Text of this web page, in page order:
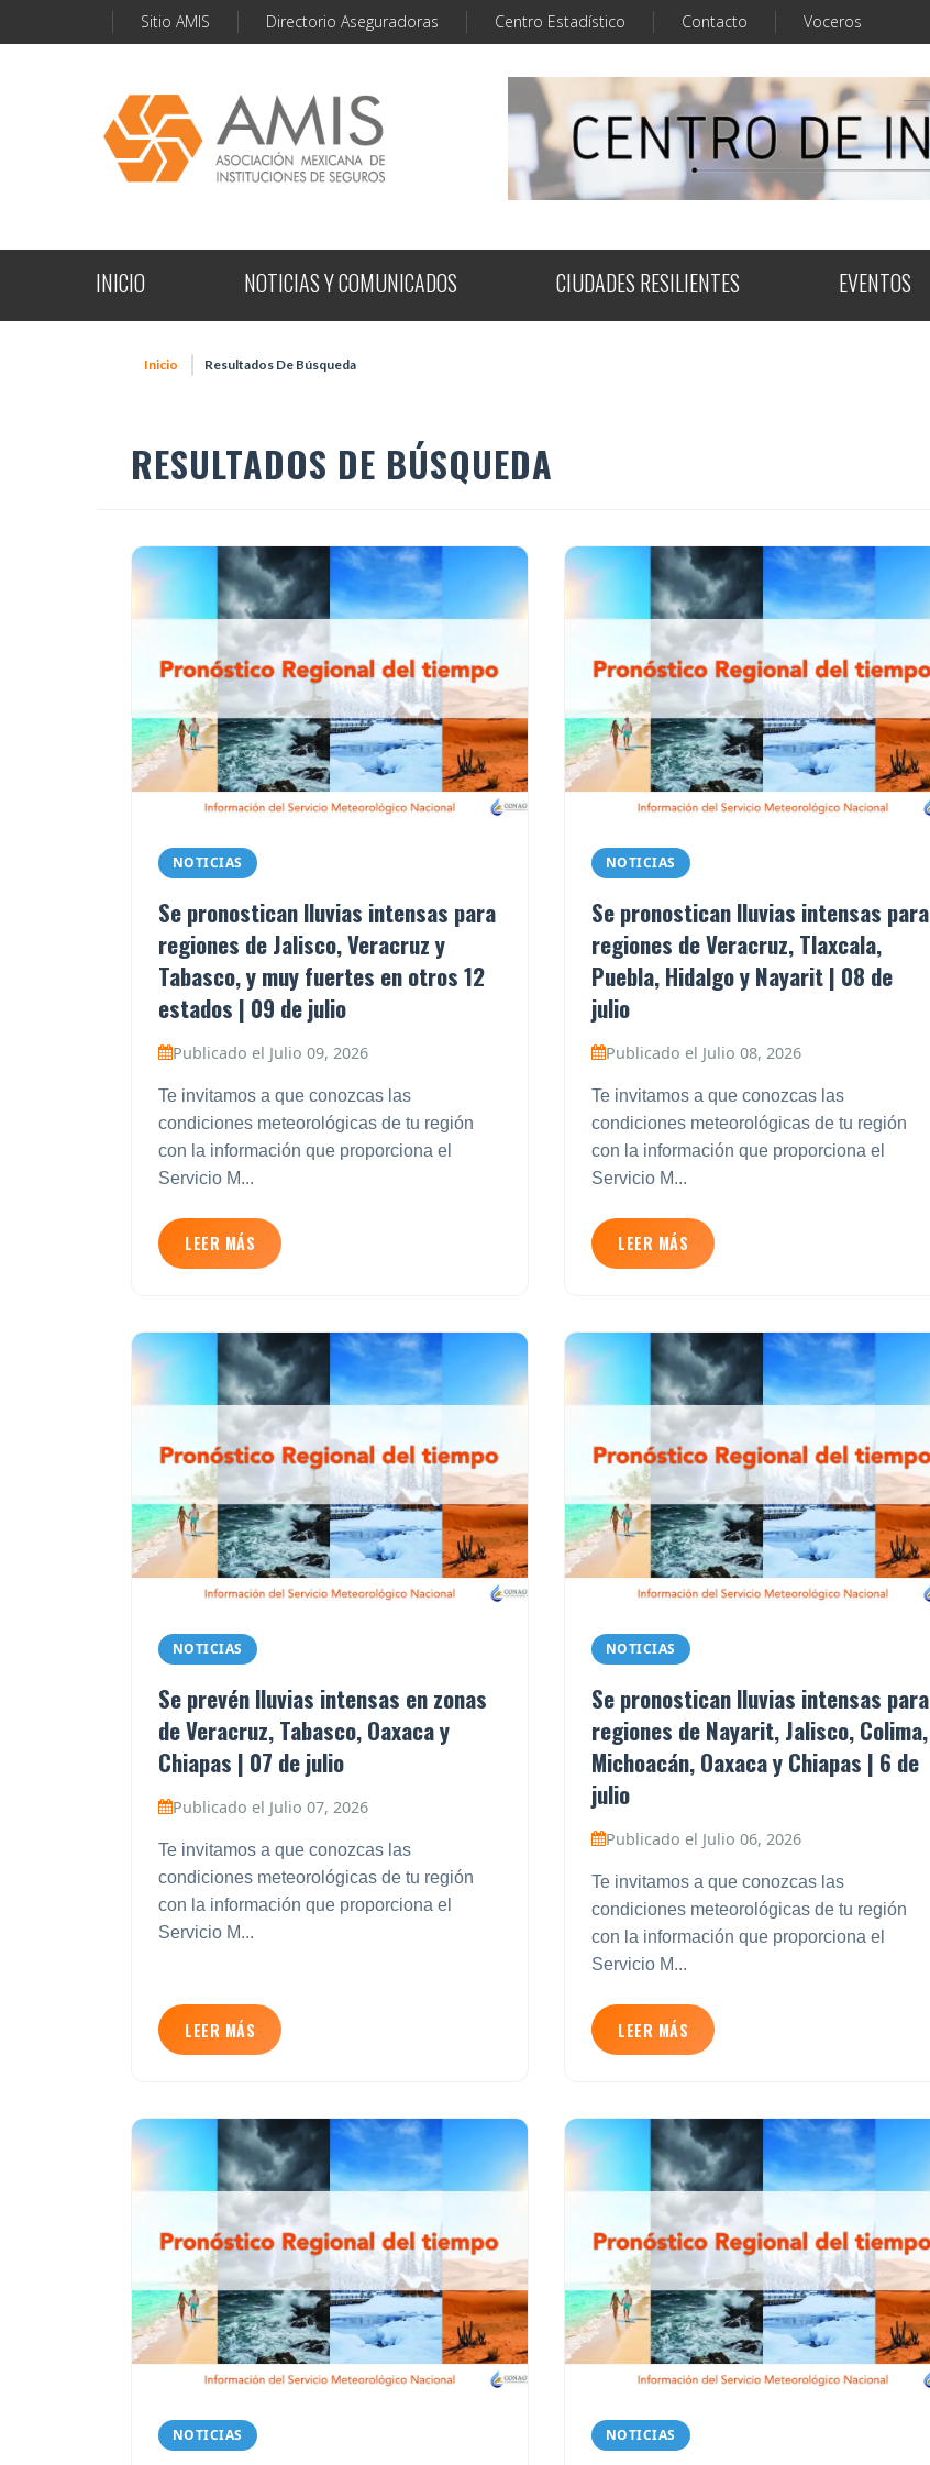
Sitio AMIS Directorio Aseguradoras Centro Estadístico Contacto Voceros
INICIO NOTICIAS Y COMUNICADOS CIUDADES RESILIENTES EVENTOS
Inicio Resultados De Búsqueda
RESULTADOS DE BÚSQUEDA
NOTICIAS
Se pronostican lluvias intensas para
regiones de Jalisco, Veracruz y
Tabasco, y muy fuertes en otros 12
estados | 09 de julio
Publicado el Julio 09, 2026
Te invitamos a que conozcas las
condiciones meteorológicas de tu región
con la información que proporciona el
Servicio M...
LEER MÁS
NOTICIAS
Se pronostican lluvias intensas para
regiones de Veracruz, Tlaxcala,
Puebla, Hidalgo y Nayarit | 08 de
julio
Publicado el Julio 08, 2026
Te invitamos a que conozcas las
condiciones meteorológicas de tu región
con la información que proporciona el
Servicio M...
LEER MÁS
NOTICIAS
Se prevén lluvias intensas en zonas
de Veracruz, Tabasco, Oaxaca y
Chiapas | 07 de julio
Publicado el Julio 07, 2026
Te invitamos a que conozcas las
condiciones meteorológicas de tu región
con la información que proporciona el
Servicio M...
LEER MÁS
NOTICIAS
Se pronostican lluvias intensas para
regiones de Nayarit, Jalisco, Colima,
Michoacán, Oaxaca y Chiapas | 6 de
julio
Publicado el Julio 06, 2026
Te invitamos a que conozcas las
condiciones meteorológicas de tu región
con la información que proporciona el
Servicio M...
LEER MÁS
NOTICIAS NOTICIAS